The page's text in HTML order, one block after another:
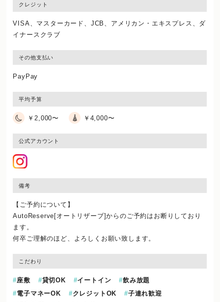
クレジット
VISA、マスターカード、JCB、アメリカン・エキスプレス、ダ
イナースクラブ
その他支払い
PayPay
平均予算
￥2,000〜 ￥4,000〜
公式アカウント
備考
【ご予約について】
AutoReserve[オートリザーブ]からのご予約はお断りしており
ます。
何卒ご理解のほど、よろしくお願い致します。
こだわり
座敷 貸切OK イートイン
飲み放題
電子マネーOK
クレジットOK
子連れ歓迎